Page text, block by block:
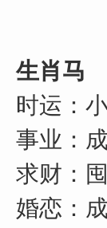
生肖马
时运：
事业：
求财：
婚恋：